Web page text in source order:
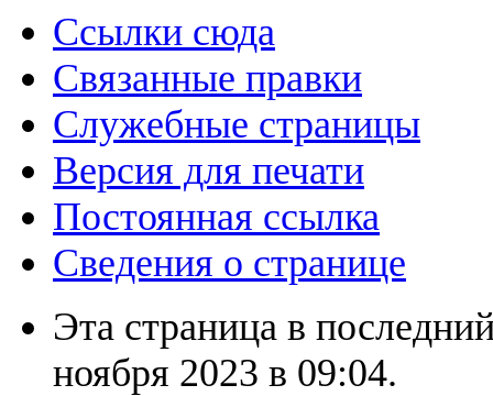
Ссылки сюда
Связанные правки
Служебные страницы
Версия для печати
Постоянная ссылка
Сведения о странице
Эта страница в
ноября 2023 в 09:04.